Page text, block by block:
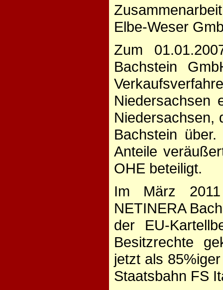
Elbe-Weser
Zum
Bachstein
Niedersachsen
Niedersachsen,
Bachstein
Anteile
OHE beteiligt.
Im März
NETINERA
der EU-
Besitzrechte
jetzt als
Staatsbahn FS